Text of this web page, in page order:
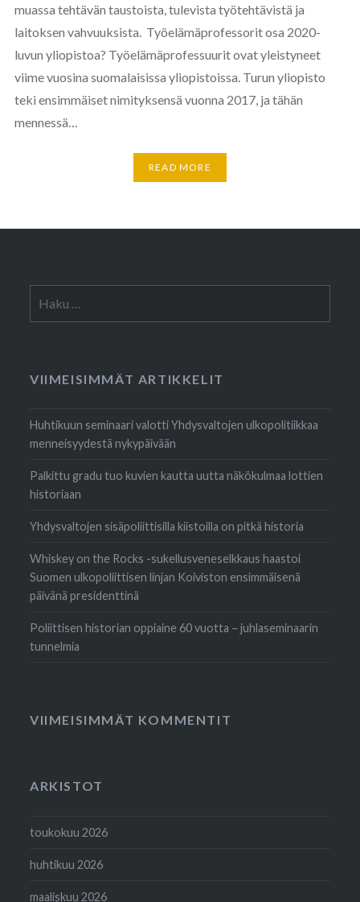
muassa tehtävän taustoista, tulevista työtehtävistä ja
laitoksen vahvuuksista. Työelämäprofessorit osa 2020-
luvun yliopistoa? Työelämäprofessuurit ovat yleistyneet
viime vuosina suomalaisissa yliopistoissa. Turun yliopisto
teki ensimmäiset nimityksensä vuonna 2017, ja tähän
mennessä…
READ MORE
VIIMEISIMMÄT ARTIKKELIT
Huhtikuun seminaari valotti Yhdysvaltojen ulkopolitiikkaa
menneisyydestä nykypäivään
Palkittu gradu tuo kuvien kautta uutta näkökulmaa lottien
historiaan
Yhdysvaltojen sisäpoliittisilla kiistoilla on pitkä historia
Whiskey on the Rocks -sukellusveneselkkaus haastoi
Suomen ulkopoliittisen linjan Koiviston ensimmäisenä
päivänä presidenttinä
Poliittisen historian oppiaine 60 vuotta – juhlaseminaarin
tunnelmia
VIIMEISIMMÄT KOMMENTIT
ARKISTOT
toukokuu 2026
huhtikuu 2026
maaliskuu 2026